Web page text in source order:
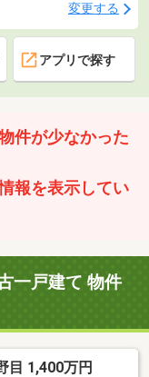
変更する
アプリで探す
件が少なかった
報を表示してい
一戸建て 物件
目 1,400万円